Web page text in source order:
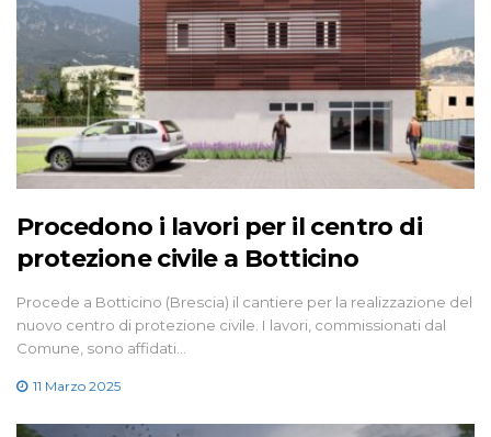
Procedono i lavori per il centro di
protezione civile a Botticino
Procede a Botticino (Brescia) il cantiere per la realizzazione del
nuovo centro di protezione civile. I lavori, commissionati dal
Comune, sono affidati…
11 Marzo 2025